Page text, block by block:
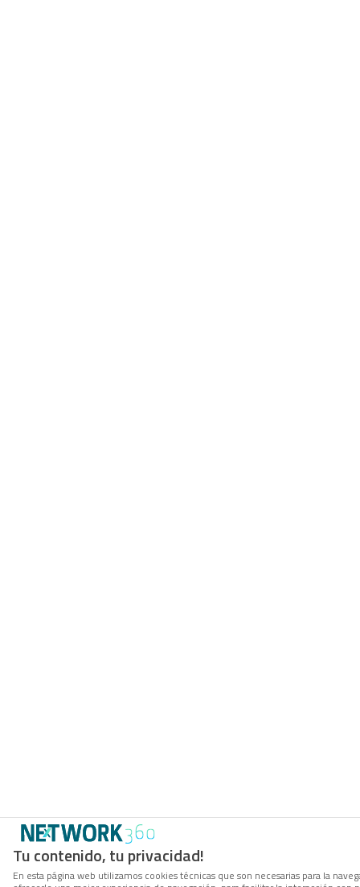
Tu contenido, tu privacidad!
En esta página web utilizamos cookies técnicas que son necesarias para la